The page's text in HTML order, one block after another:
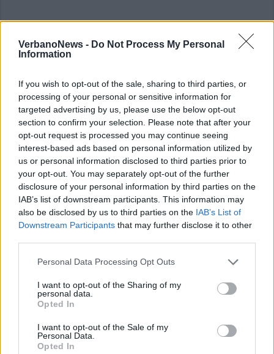
VerbanoNews - Do Not Process My Personal
Information
If you wish to opt-out of the sale, sharing to third parties, or
processing of your personal or sensitive information for
targeted advertising by us, please use the below opt-out
section to confirm your selection. Please note that after your
opt-out request is processed you may continue seeing
interest-based ads based on personal information utilized by
us or personal information disclosed to third parties prior to
your opt-out. You may separately opt-out of the further
disclosure of your personal information by third parties on the
IAB’s list of downstream participants. This information may
also be disclosed by us to third parties on the IAB’s List of
Downstream Participants that may further disclose it to other
Personal Data Processing Opt Outs
I want to opt-out of the Sharing of my
personal data.
Opted In
I want to opt-out of the Sale of my
Personal Data.
Opted In
ALTRE NOTIZIE DI VERBANIA